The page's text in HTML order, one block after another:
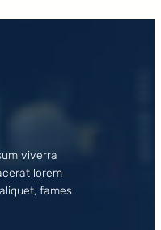
viverra
lorem
fames